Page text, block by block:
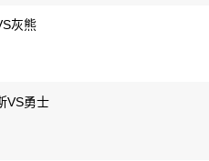
灰熊
VS勇士